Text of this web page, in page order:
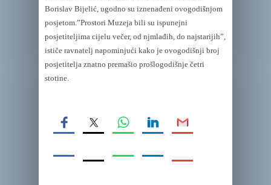
Borislav Bijelić, ugodno su iznenađeni ovogodišnjom
posjetom.”Prostori Muzeja bili su ispunejni
posjetiteljima cijelu večer, od njmlađih, do najstarijih”,
ističe ravnatelj napominjući kako je ovogodišnji broj
posjetitelja znatno premašio prošlogodišnje četri
stotine.